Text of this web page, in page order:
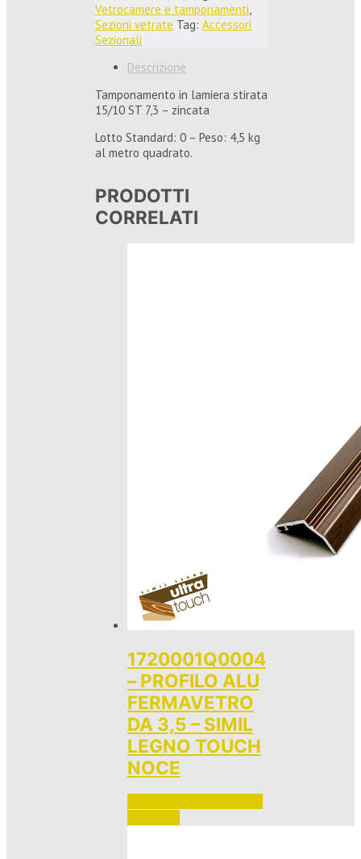
Vetrocamere e tamponamenti,
Sezioni vetrate Tag: Accessori
Sezionali
Descrizione
Tamponamento in lamiera stirata
15/10 ST 7,3 – zincata
Lotto Standard: 0 – Peso: 4,5 kg
al metro quadrato.
PRODOTTI
CORRELATI
1720001Q0004
– PROFILO ALU
FERMAVETRO
DA 3,5 – SIMIL
LEGNO TOUCH
NOCE